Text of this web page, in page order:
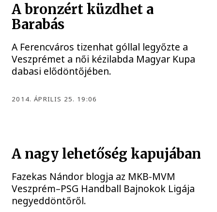
A bronzért küzdhet a
Barabás
A Ferencváros tizenhat góllal legyőzte a
Veszprémet a női kézilabda Magyar Kupa
dabasi elődöntőjében.
2014. ÁPRILIS 25. 19:06
A nagy lehetőség kapujában
Fazekas Nándor blogja az MKB-MVM
Veszprém–PSG Handball Bajnokok Ligája
negyeddöntőről.